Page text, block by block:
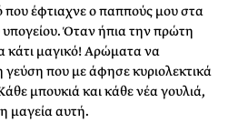
που έφτιαχνε ο παππούς μου στα
Όταν ήπια την πρώτη
κάτι μαγικό! Αρώματα να
γεύση που με άφησε κυριολεκτικά
μπουκιά και κάθε νέα γουλιά,
μαγεία αυτή.